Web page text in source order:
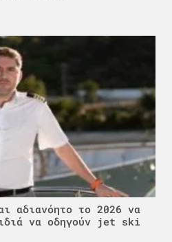
αδιανόητο το 2026 να
να οδηγούν jet ski